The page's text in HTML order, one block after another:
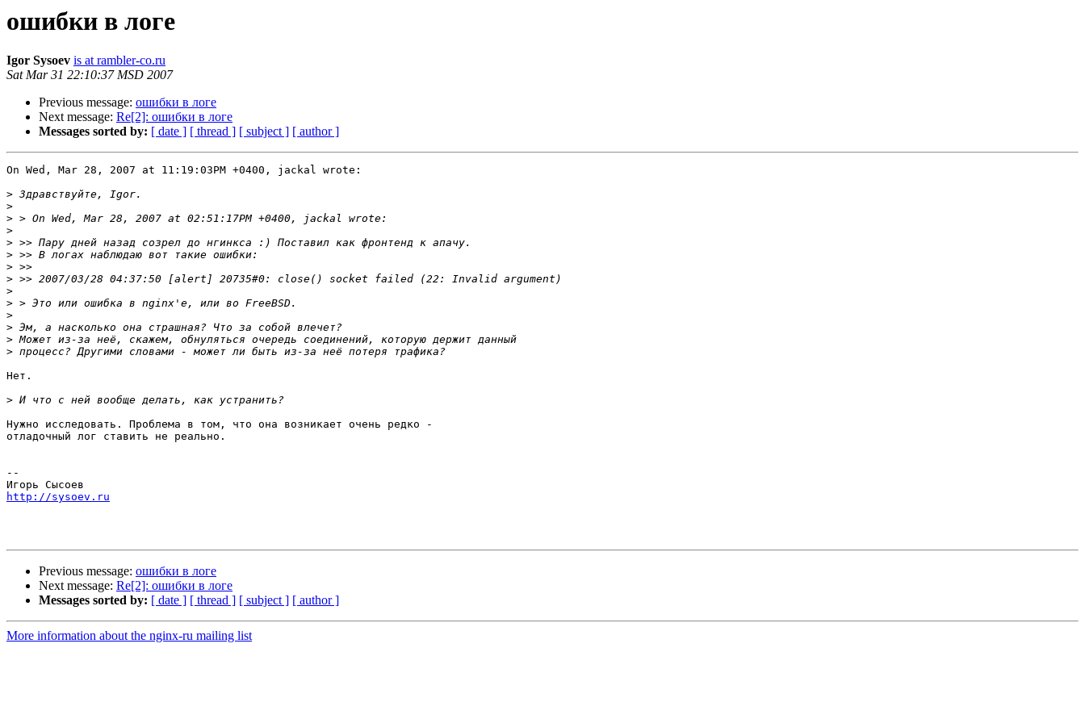
ошибки в логе
Igor Sysoev is at rambler-co.ru
Sat Mar 31 22:10:37 MSD 2007
Previous message: ошибки в логе
Next message: Re[2]: ошибки в логе
Messages sorted by: [ date ] [ thread ] [ subject ] [ author ]
On Wed, Mar 28, 2007 at 11:19:03PM +0400, jackal wrote:
>
>
>
>
>
>
>
>
>
>
>
>
>
>
Нет.
>
Нужно исследовать. Проблема в том, что она возникает очень редко -
отладочный лог ставить не реально.
--
http://sysoev.ru
Previous message: ошибки в логе
Next message: Re[2]: ошибки в логе
Messages sorted by: [ date ] [ thread ] [ subject ] [ author ]
More information about the nginx-ru mailing list